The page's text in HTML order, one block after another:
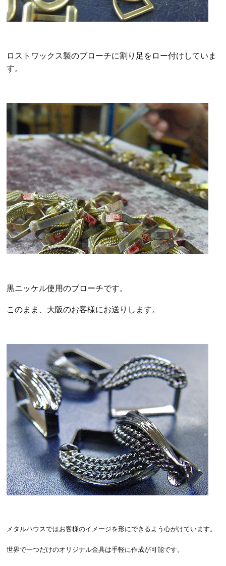
ロストワックス製のブローチに割り足をロー付けしていま
す。
黒ニッケル使用のブローチです。
このまま、大阪のお客様にお送りします。
メタルハウスではお客様のイメージを形にできるよう心がけています。
世界で一つだけのオリジナル金具は手軽に作成が可能です。